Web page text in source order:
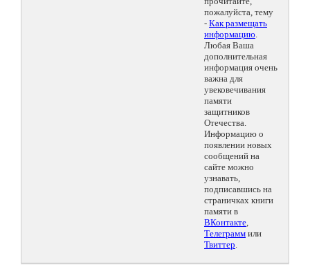
пожалуйста, тему
- Как размещать
информацию.
Любая Ваша
дополнительная
информация очень
важна для
увековечивания
памяти
защитников
Отечества.
Информацию о
появлении новых
сообщений на
сайте можно
узнавать,
подписавшись на
страничках книги
памяти в
ВКонтакте,
Телеграмм или
Твиттер.